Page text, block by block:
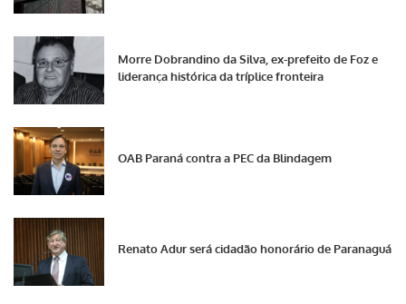
Morre Dobrandino da Silva, ex-prefeito de Foz e
liderança histórica da tríplice fronteira
OAB Paraná contra a PEC da Blindagem
Renato Adur será cidadão honorário de Paranaguá